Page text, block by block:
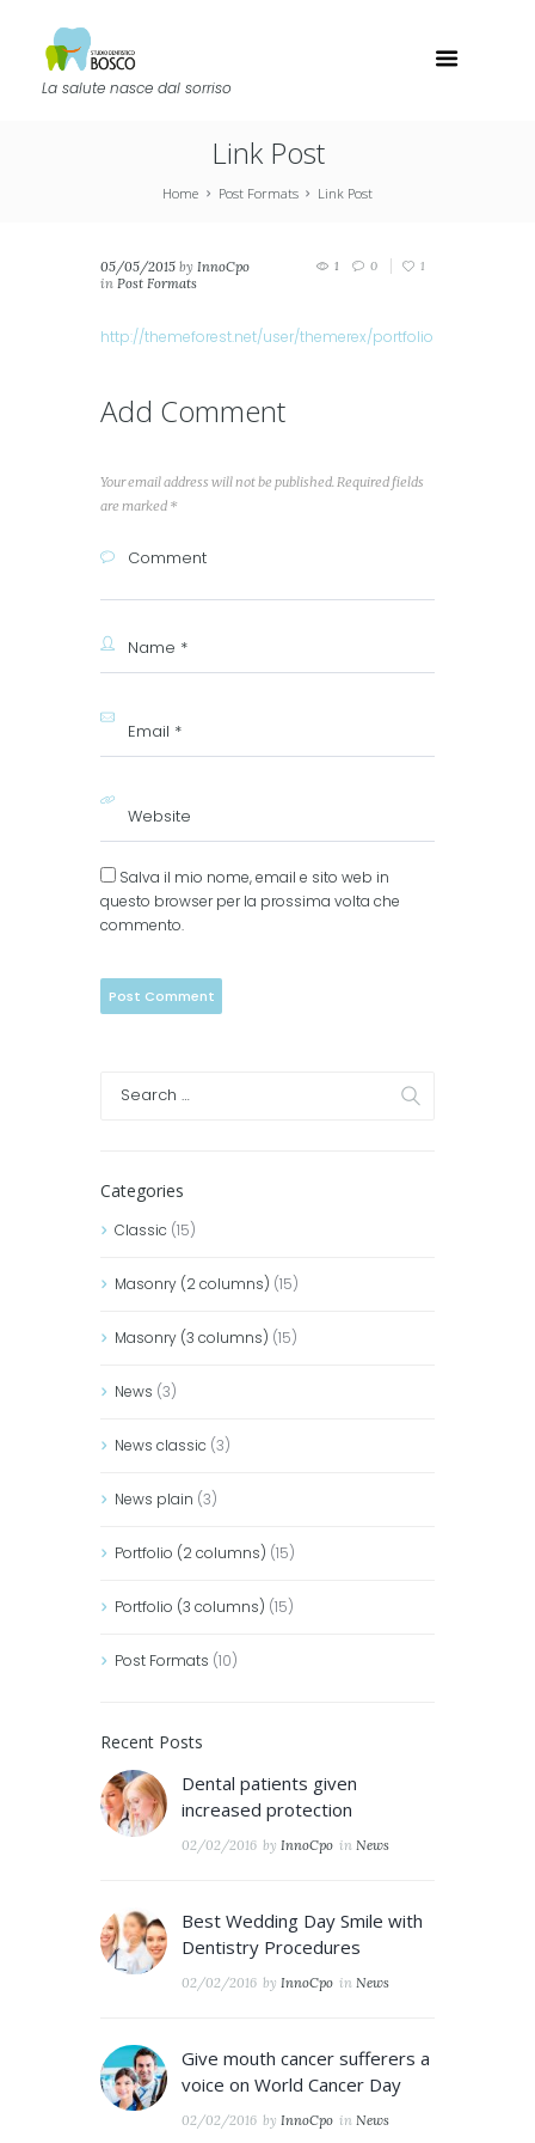
La salute nasce dal sorriso
Link Post
Home Post Formats Link Post
05/05/2015 by InnoCpo
in Post Formats
1 0 1
http://themeforest.net/user/themerex/portfolio
Add Comment
Your email address will not be published. Required fields
are marked *
Salva il mio nome, email e sito web in
questo browser per la prossima volta che
commento.
Categories
Classic (15)
Masonry (2 columns) (15)
Masonry (3 columns) (15)
News (3)
News classic (3)
News plain (3)
Portfolio (2 columns) (15)
Portfolio (3 columns) (15)
Post Formats (10)
Recent Posts
Dental patients given
increased protection
02/02/2016 by InnoCpo in News
Best Wedding Day Smile with
Dentistry Procedures
02/02/2016 by InnoCpo in News
Give mouth cancer sufferers a
voice on World Cancer Day
02/02/2016 by InnoCpo in News